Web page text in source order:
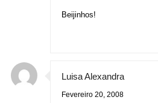
Beijinhos!
Luisa Alexandra
Fevereiro 20, 2008